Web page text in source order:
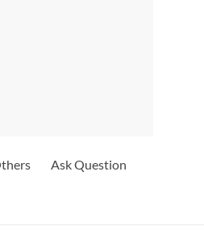
Ask Question